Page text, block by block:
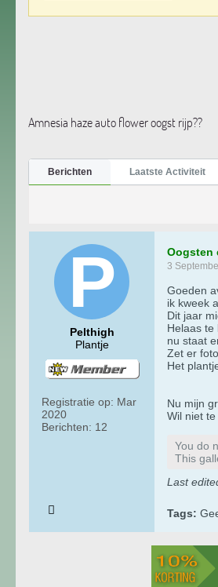
Amnesia haze auto flower oogst rijp??
Berichten Laatste Activiteit
Pelthigh
Plantje
Registratie op: Mar
2020
Berichten: 12
Oogsten
3
Goeden
ik kweek
Dit jaar
Helaas
nu staat
Zet er
Het
Nu mijn
Wil niet
You do
This
Last
Tags: